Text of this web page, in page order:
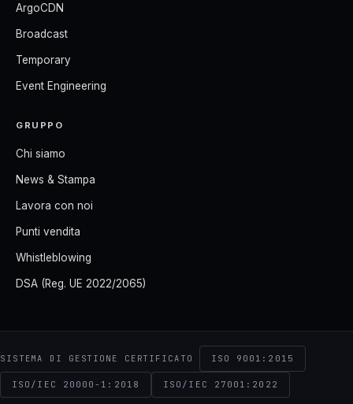
ArgoCDN
Broadcast
Temporary
Event Engineering
GRUPPO
Chi siamo
News & Stampa
Lavora con noi
Punti vendita
Whistleblowing
DSA (Reg. UE 2022/2065)
SISTEMA DI GESTIONE CERTIFICATO ISO 9001:2015
ISO/IEC 20000-1:2018 ISO/IEC 27001:2022